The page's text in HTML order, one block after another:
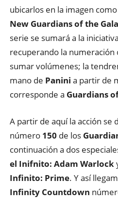
ubicarlos en la imagen
New Guardians of the
serie se sumará a la iniciativa
recuperando la numeración
sumar volúmenes; la
mano de Panini a partir de
corresponde a Guardians
A partir de aquí la acción se
número 150 de los
continuación a dos
el Inifnito: Adam Warlock
Infinito: Prime. Y así
Infinity Countdown